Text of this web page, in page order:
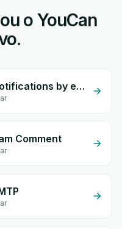
o YouCan
Sendit + Email Notifications by eGrow
Comment